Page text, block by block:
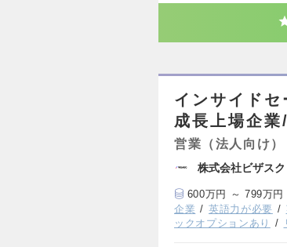
インサイドセ
成長上場企
営業（法人向け）
株式会社ビザスク
600万円 ～ 799万円
企業
英語力が必要
ックオプションあり